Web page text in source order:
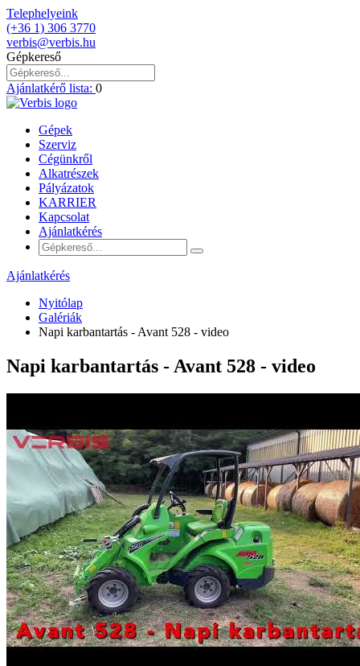
Telephelyeink
(+36 1) 306 3770
verbis@verbis.hu
Gépkereső
Ajánlatkérő lista: 0
Gépek
Szerviz
Cégünkről
Alkatrészek
Pályázatok
KARRIER
Kapcsolat
Ajánlatkérés
Ajánlatkérés
Nyitólap
Galériák
Napi karbantartás - Avant 528 - video
Napi karbantartás - Avant 528 - video